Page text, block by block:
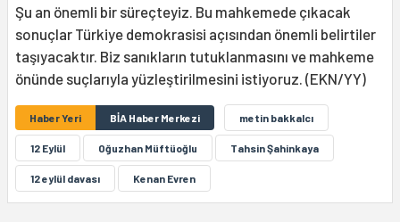
Şu an önemli bir süreçteyiz. Bu mahkemede çıkacak
sonuçlar Türkiye demokrasisi açısından önemli belirtiler
taşıyacaktır. Biz sanıkların tutuklanmasını ve mahkeme
önünde suçlarıyla yüzleştirilmesini istiyoruz. (EKN/YY)
Haber Yeri BİA Haber Merkezi metin bakkalcı
12 Eylül Oğuzhan Müftüoğlu Tahsin Şahinkaya
12 eylül davası Kenan Evren